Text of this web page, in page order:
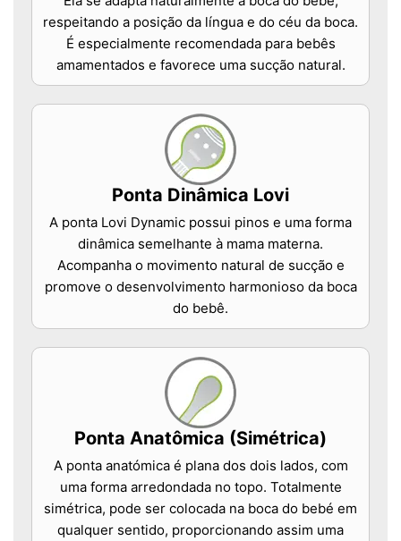
respeitando a posição da língua e do céu da boca.
É especialmente recomendada para bebês
amamentados e favorece uma sucção natural.
Ponta Dinâmica Lovi
A ponta Lovi Dynamic possui pinos e uma forma
dinâmica semelhante à mama materna.
Acompanha o movimento natural de sucção e
promove o desenvolvimento harmonioso da boca
do bebê.
Ponta Anatômica (Simétrica)
A ponta anatómica é plana dos dois lados, com
uma forma arredondada no topo. Totalmente
simétrica, pode ser colocada na boca do bebé em
qualquer sentido, proporcionando assim uma